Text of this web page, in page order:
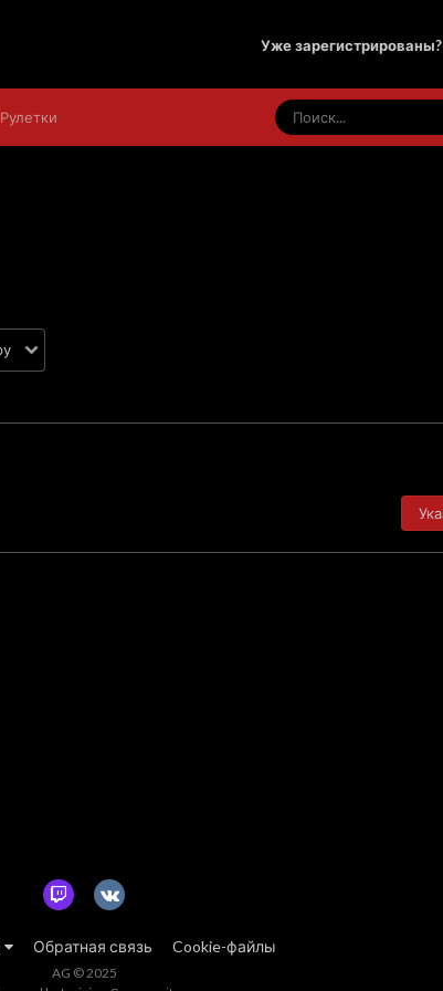
Уже
Рулетки
Обратная связь Cookie-файлы
AG © 2025